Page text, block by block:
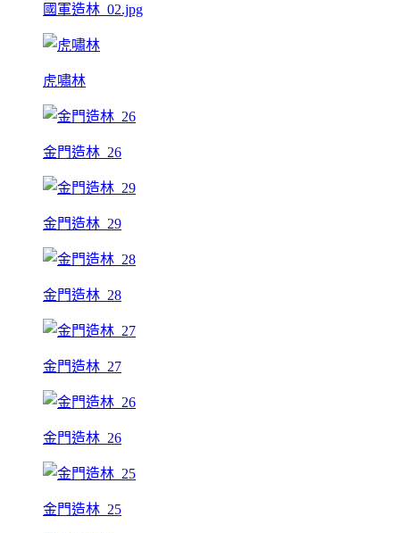
國軍造林_02.jpg
虎嘯林
金門造林_26
金門造林_29
金門造林_28
金門造林_27
金門造林_26
金門造林_25